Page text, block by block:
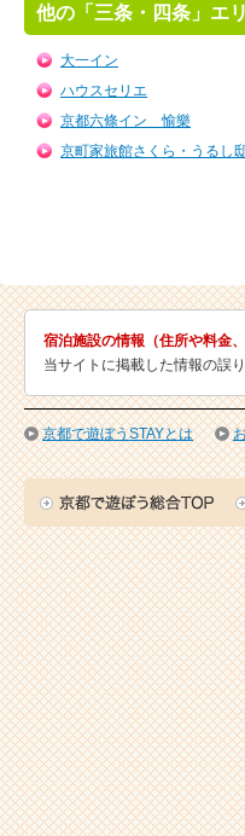
他の「三条・四条」エ
大一イン
ハウスセリエ
京都六條イン 愉樂
京町家旅館さくら・うるし
宿泊施設の情報（住所や料金
当サイトに掲載した情報の誤
京都で遊ぼうSTAYとは